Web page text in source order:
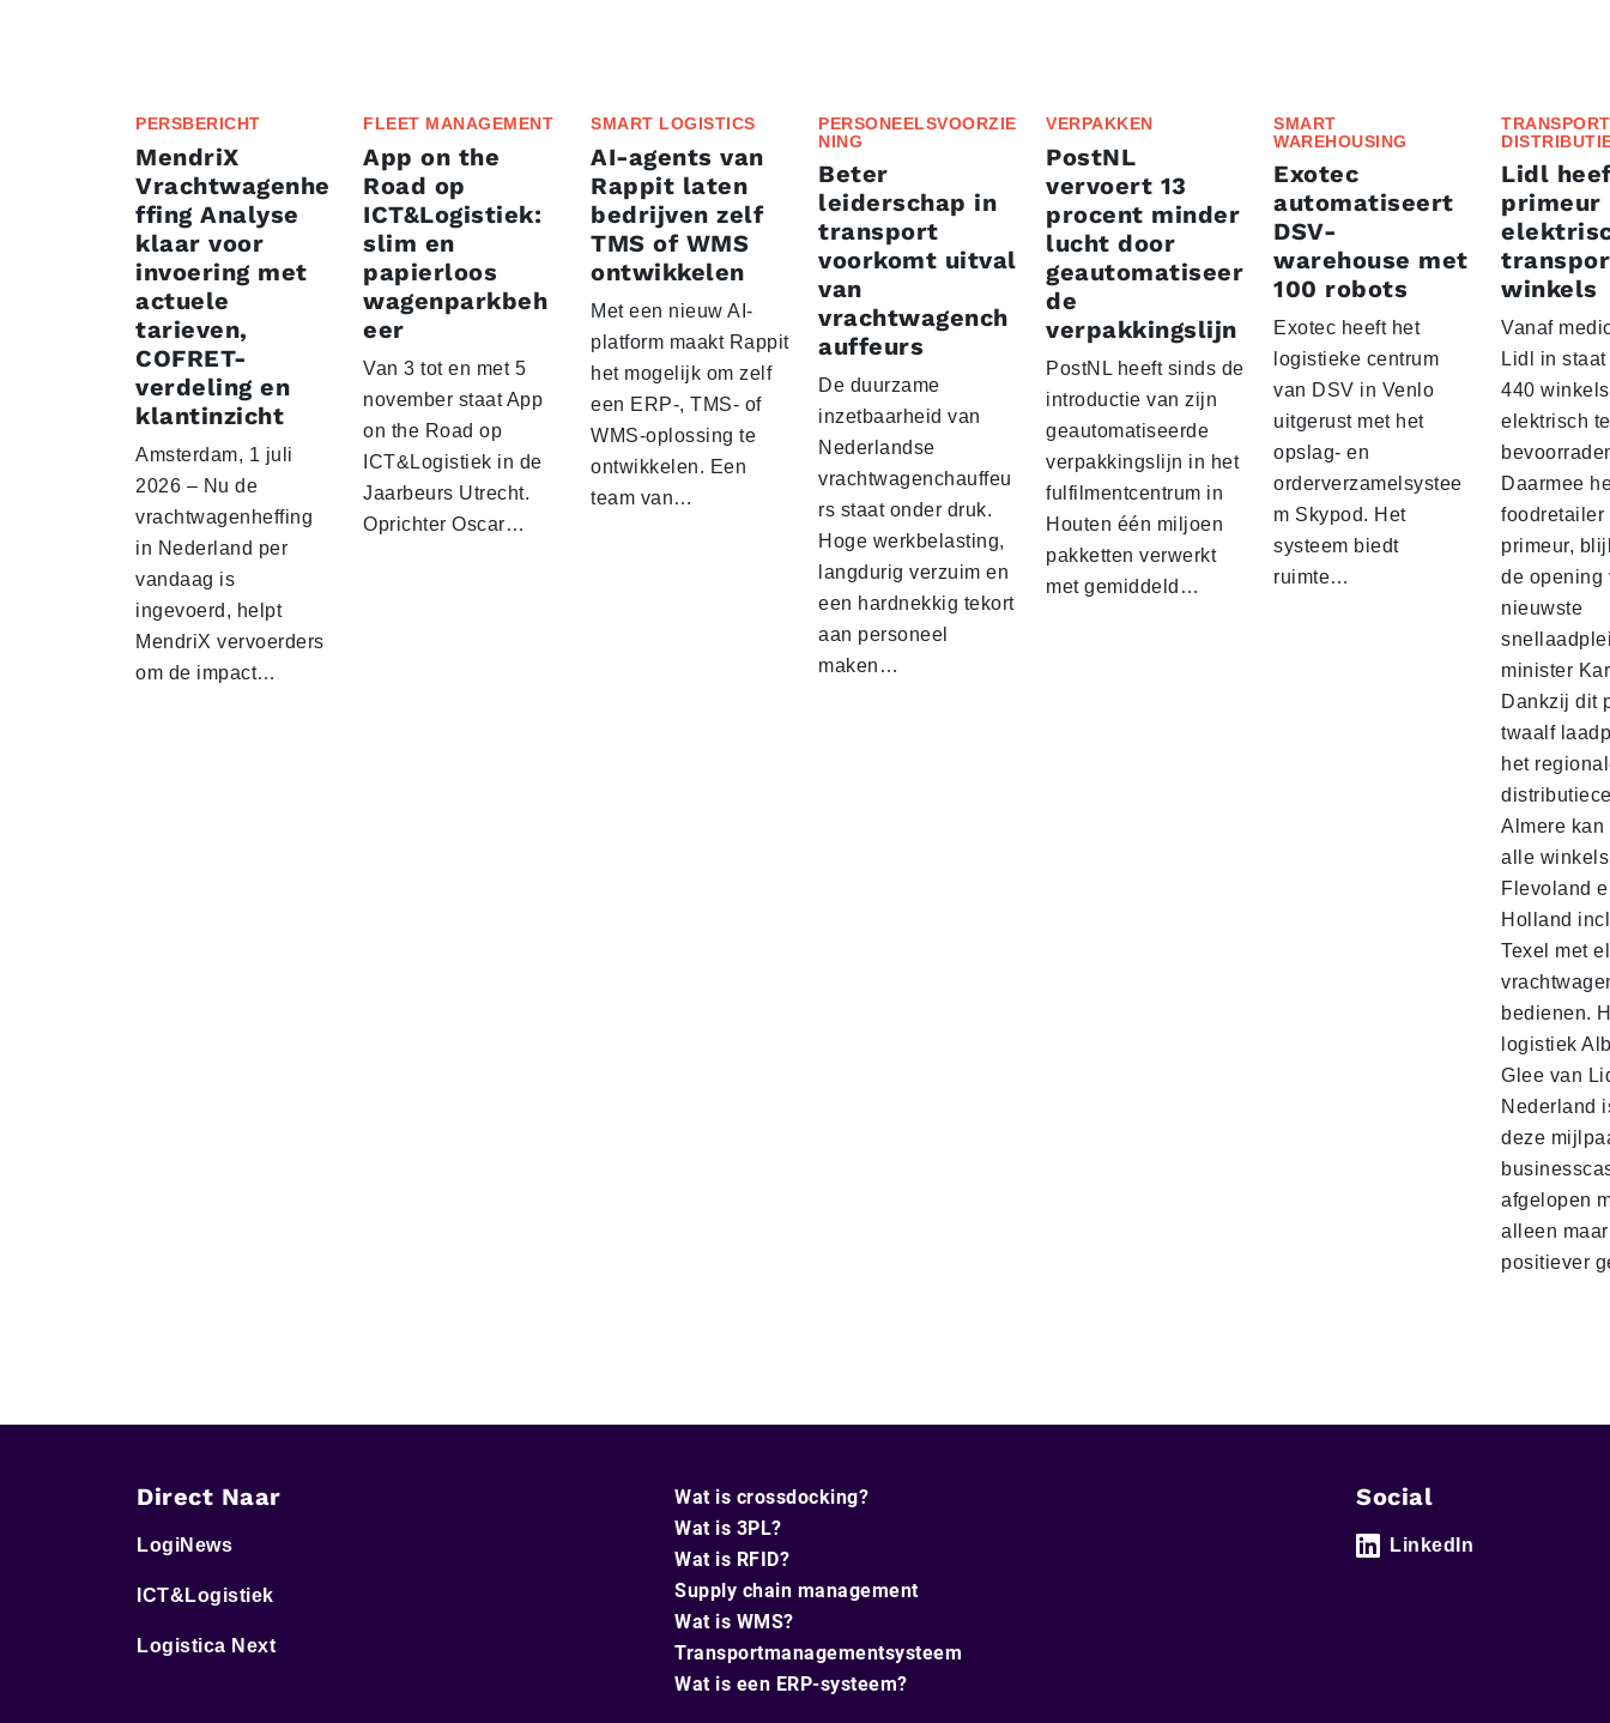
PERSBERICHT
MendriX
Vrachtwagenhe
ffing Analyse
klaar voor
invoering met
actuele
tarieven,
COFRET-
verdeling en
klantinzicht
Amsterdam, 1 juli
2026 – Nu de
vrachtwagenheffing
in Nederland per
vandaag is
ingevoerd, helpt
MendriX vervoerders
om de impact…
FLEET MANAGEMENT
App on the
Road op
ICT&Logistiek:
slim en
papierloos
wagenparkbeh
eer
Van 3 tot en met 5
november staat App
on the Road op
ICT&Logistiek in de
Jaarbeurs Utrecht.
Oprichter Oscar…
SMART LOGISTICS
AI-agents van
Rappit laten
bedrijven zelf
TMS of WMS
ontwikkelen
Met een nieuw AI-
platform maakt Rappit
het mogelijk om zelf
een ERP-, TMS- of
WMS-oplossing te
ontwikkelen. Een
team van…
PERSONEELSVOORZIE
NING
Beter
leiderschap in
transport
voorkomt uitval
van
vrachtwagench
auffeurs
De duurzame
inzetbaarheid van
Nederlandse
vrachtwagenchauffeu
rs staat onder druk.
Hoge werkbelasting,
langdurig verzuim en
een hardnekkig tekort
aan personeel
maken…
VERPAKKEN
PostNL
vervoert 13
procent minder
lucht door
geautomatiseer
de
verpakkingslijn
PostNL heeft sinds de
introductie van zijn
geautomatiseerde
verpakkingslijn in het
fulfilmentcentrum in
Houten één miljoen
pakketten verwerkt
met gemiddeld…
SMART
WAREHOUSING
Exotec
automatiseert
DSV-
warehouse met
100 robots
Exotec heeft het
logistieke centrum
van DSV in Venlo
uitgerust met het
opslag- en
orderverzamelsystee
m Skypod. Het
systeem biedt
ruimte…
Lidl
primeur
winkels
Vanaf
Lidl in
440 winkels
elektrisch te
Daarmee
foodretailer
primeur,
de opening
nieuwste
minister
Dankzij dit
twaalf
het
Almere
alle
Flevoland
Holland
Texel met
bedienen.
logistiek
Glee van
Nederland
deze
afgelopen
alleen maar
positiever
Direct Naar
LogiNews
ICT&Logistiek
Logistica Next
Wat is crossdocking?
Wat is 3PL?
Wat is RFID?
Supply chain management
Wat is WMS?
Transportmanagementsysteem
Wat is een ERP-systeem?
Social
LinkedIn